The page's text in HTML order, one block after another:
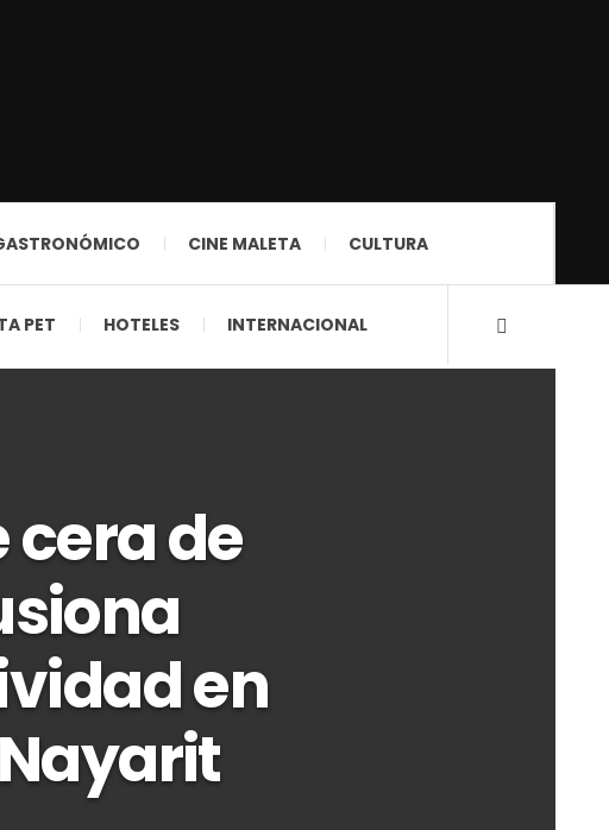
CINE MALETA CULTURA
PET HOTELES INTERNACIONAL
cera de
en